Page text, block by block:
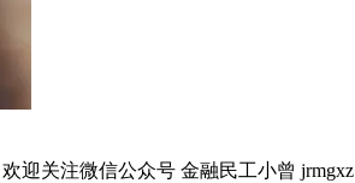
迎关注微信公众号 金融民工小曾 jrmgxz